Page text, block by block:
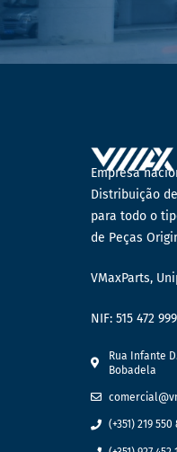
Empresa
Distribuição
para todo o
de Peças
VMaxParts,
NIF: 515 472 999
Rua Infante
Bobadela
(+351) 219 550